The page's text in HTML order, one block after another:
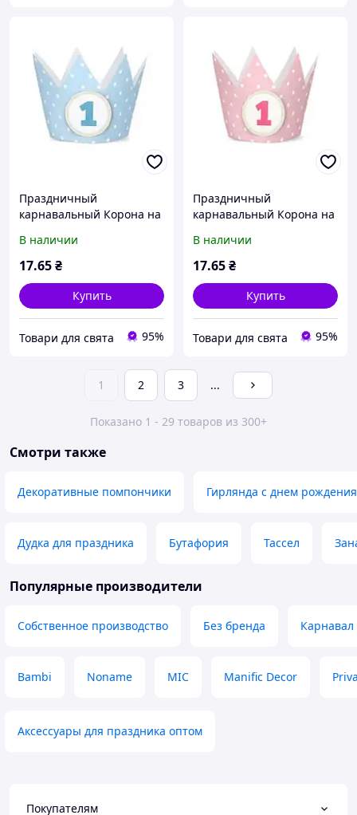
Праздничный
карнавальный Корона на
В наличии
17.65₴
Купить
Товари для свята 95%
Праздничный
карнавальный Корона на
В наличии
17.65₴
Купить
Товари для свята 95%
1 2 3 ...
Показано 1 - 29 товаров из 300+
Смотри также
Декоративные помпончики Гирлянда с днем рождения
Дудка для праздника Бутафория Тассел
Популярные производители
Собственное производство Без бренда
Bambi Noname MIC Manific Decor
Аксессуары для праздника оптом
Покупателям